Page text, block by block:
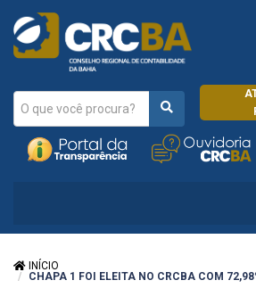
INÍCIO
CHAPA 1 FOI ELEITA NO CRCBA COM